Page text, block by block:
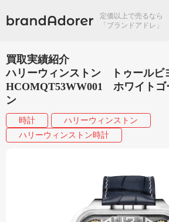
定価以上で売るなら
「ブランドアドレ」
買取実績紹介
ハリーウィンストン トゥール
HCOMQT53WW001 ホワイト
ン
時計
ハリーウィンストン
ハリーウィンストン時計